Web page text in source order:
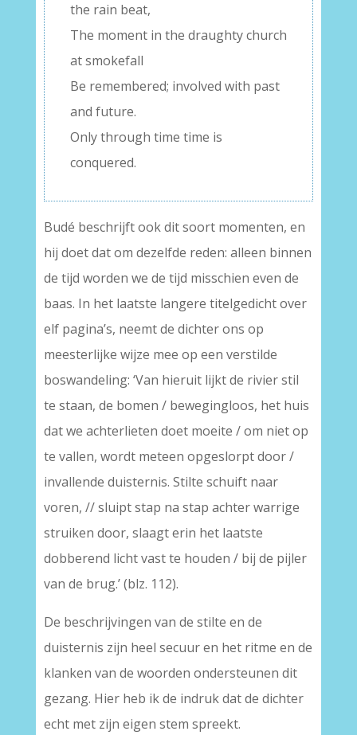
the rain beat,
The moment in the draughty church
at smokefall
Be remembered; involved with past
and future.
Only through time time is
conquered.
Budé beschrijft ook dit soort momenten, en
hij doet dat om dezelfde reden: alleen binnen
de tijd worden we de tijd misschien even de
baas. In het laatste langere titelgedicht over
elf pagina’s, neemt de dichter ons op
meesterlijke wijze mee op een verstilde
boswandeling: ‘Van hieruit lijkt de rivier stil
te staan, de bomen / bewegingloos, het huis
dat we achterlieten doet moeite / om niet op
te vallen, wordt meteen opgeslorpt door /
invallende duisternis. Stilte schuift naar
voren, // sluipt stap na stap achter warrige
struiken door, slaagt erin het laatste
dobberend licht vast te houden / bij de pijler
van de brug.’ (blz. 112).
De beschrijvingen van de stilte en de
duisternis zijn heel secuur en het ritme en de
klanken van de woorden ondersteunen dit
gezang. Hier heb ik de indruk dat de dichter
echt met zijn eigen stem spreekt.